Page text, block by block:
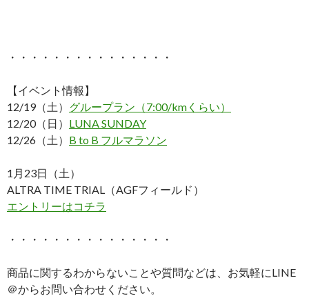
・・・・・・・・・・・・・・・
【イベント情報】
12/19（土） グループラン（7:00/kmくらい）
12/20（日） LUNA SUNDAY
12/26（土） B to B フルマラソン
1月23日（土）
ALTRA TIME TRIAL（AGFフィールド）
エントリーはコチラ
・・・・・・・・・・・・・・・
商品に関するわからないことや質問などは、お気軽にLINE
＠からお問い合わせください。